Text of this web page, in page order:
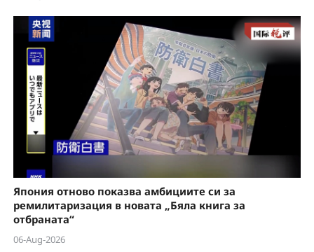
Япония отново показва амбициите си за
ремилитаризация в новата „Бяла книга за
отбраната“
06-Aug-2026